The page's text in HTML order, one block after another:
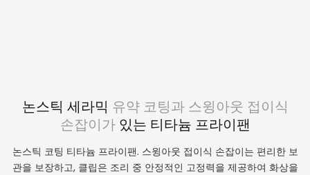
논스틱 세라믹 유약 코팅과 스윙아웃 접이식
손잡이가있는 티타늄 프라이팬
논스틱 코팅 티타늄 프라이팬. 스윙아웃 접이식 손잡이는 편리한 보
관을 보장하고, 클립은 조리 중 안정적인 고정력을 제공하여 화상을